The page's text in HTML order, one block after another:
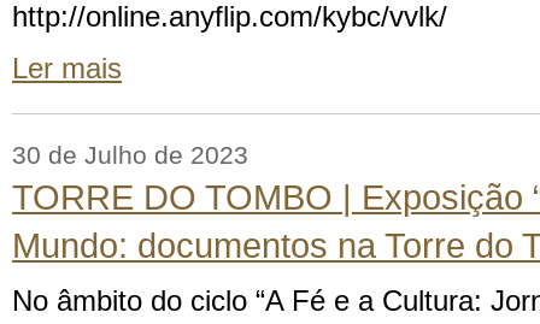
http://online.anyflip.com/kybc/vvlk/
Ler mais
30 de Julho de 2023
TORRE DO TOMBO | Exposição
Mundo: documentos na Torre do
No âmbito do ciclo “A Fé e a Cultura: